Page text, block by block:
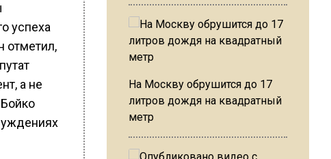
успеха
отметил,
а не
На Москву обрушится до 17
литров дождя на квадратный
метр